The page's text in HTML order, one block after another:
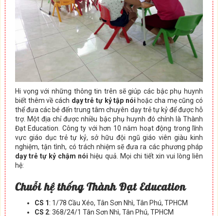
Hi vọng với những thông tin trên sẽ giúp các bậc phụ huynh
biết thêm về cách dạy trẻ tự kỷ tập nói hoặc cha mẹ cũng có
thể đưa các bé đến trung tâm chuyên dạy trẻ tự kỷ để được hỗ
trợ. Một địa chỉ được nhiều bậc phụ huynh đó chính là Thành
Đạt Education. Công ty với hơn 10 năm hoạt động trong lĩnh
vực giáo dục trẻ tự kỷ, sở hữu đội ngũ giáo viên giàu kinh
nghiệm, tận tình, có trách nhiệm sẽ đưa ra các phương pháp
dạy trẻ tự kỷ chậm nói hiệu quả. Mọi chi tiết xin vui lòng liên
hệ:
Chuỗi hệ thống Thành Đạt Education
CS 1 : 1/78 Cầu Xéo, Tân Sơn Nhì, Tân Phú, TPHCM
CS 2: 368/24/1 Tân Sơn Nhì, Tân Phú, TPHCM